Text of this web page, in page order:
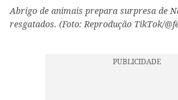
Abrigo de animais prepara surpresa de
resgatados. (Foto: Reprodução TikTok/